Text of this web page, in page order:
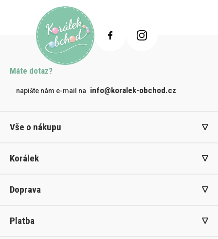
Máte dotaz?
napište nám e-mail na info@koralek-obchod.cz
Vše o nákupu
Korálek
Doprava
Platba